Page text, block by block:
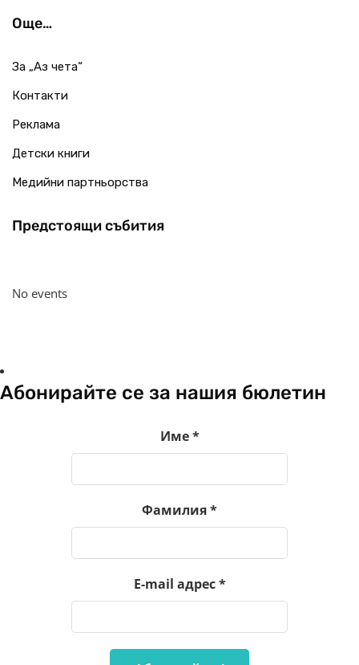
Още…
За „Аз чета“
Контакти
Реклама
Детски книги
Медийни партньорства
Предстоящи събития
No events
Абонирайте се за нашия бюлетин
Име*
Фамилия*
E-mail адрес*